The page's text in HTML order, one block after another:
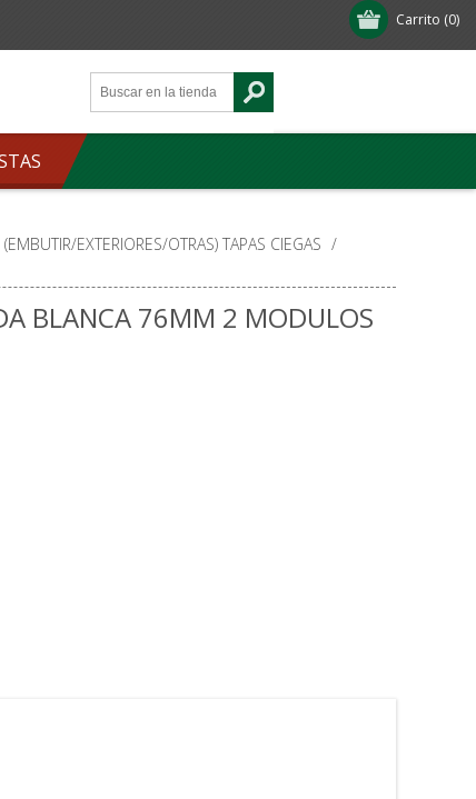
Carrito (0)
(EMBUTIR/EXTERIORES/OTRAS) TAPAS CIEGAS /
BLANCA 76MM 2 MODULOS